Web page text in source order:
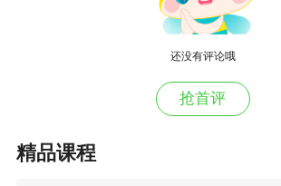
还没有评论哦
抢首评
精品课程